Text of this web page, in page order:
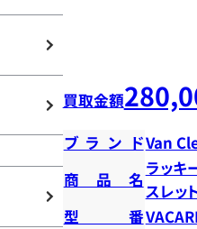
買取金額
ブランドVan
商品名
ラッキ
スレッ
型番